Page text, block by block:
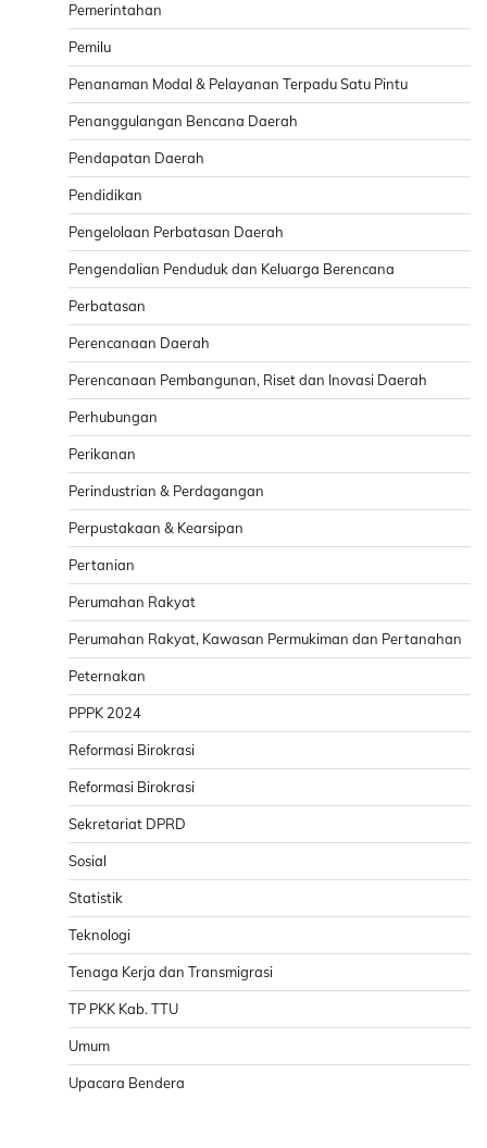
Pemerintahan
Pemilu
Penanaman Modal & Pelayanan Terpadu Satu Pintu
Penanggulangan Bencana Daerah
Pendapatan Daerah
Pendidikan
Pengelolaan Perbatasan Daerah
Pengendalian Penduduk dan Keluarga Berencana
Perbatasan
Perencanaan Daerah
Perencanaan Pembangunan, Riset dan Inovasi Daerah
Perhubungan
Perikanan
Perindustrian & Perdagangan
Perpustakaan & Kearsipan
Pertanian
Perumahan Rakyat
Perumahan Rakyat, Kawasan Permukiman dan Pertanahan
Peternakan
PPPK 2024
Reformasi Birokrasi
Reformasi Birokrasi
Sekretariat DPRD
Sosial
Statistik
Teknologi
Tenaga Kerja dan Transmigrasi
TP PKK Kab. TTU
Umum
Upacara Bendera